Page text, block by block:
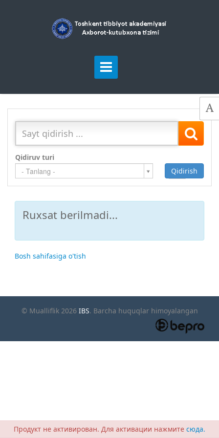
Qidiruv turi
- Tanlang - Qo`shish
Qidirish
Ruxsat berilmadi...
Bosh sahifasiga o'tish
© Mualliflik 2026 IBS. Barcha huquqlar himoyalangan
Продукт не активирован. Для активации нажмите сюда.